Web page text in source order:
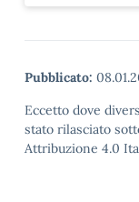
Pubblicato:
Eccetto dove
stato rilasciato
Attribuzione 4.0